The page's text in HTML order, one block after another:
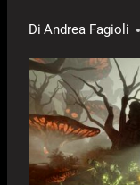
Di Andrea Fagioli